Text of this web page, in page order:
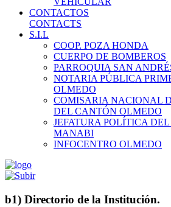
CONTACTOS
CONTACTS
S.I.L
COOP. POZA HONDA
CUERPO DE BOMBEROS
PARROQUIA SAN
NOTARIA PÚBLICA
OLMEDO
COMISARIA NACIONAL
DEL CANTÓN OLMEDO
JEFATURA POLÍTICA
MANABI
INFOCENTRO OLMEDO
b1) Directorio de la Institución.